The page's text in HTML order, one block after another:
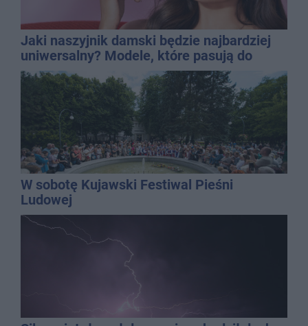
Jaki naszyjnik damski będzie najbardziej
uniwersalny? Modele, które pasują do
wielu stylizacji
W sobotę Kujawski Festiwal Pieśni
Ludowej